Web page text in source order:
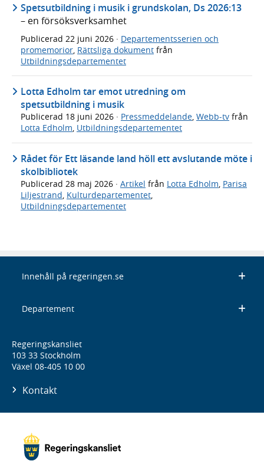
Spetsutbildning i musik i grundskolan, Ds 2026:13
– en försöksverksamhet
Publicerad 22 juni 2026 · Departementsserien och
promemorior Rättsliga dokument från
Utbildningsdepartementet
Lotta Edholm tar emot utredning om
spetsutbildning i musik
Publicerad 18 juni 2026 · Pressmeddelande, Webb-tv från
Lotta Edholm, Utbildningsdepartementet
Rådet för Ett läsande land höll ett avslutande möte i
skolbibliotek
Publicerad 28 maj 2026 · Artikel från Lotta Edholm, Parisa
Liljestrand, Kulturdepartementet,
Utbildningsdepartementet
Innehåll på regeringen.se
Departement
Regeringskansliet
103 33 Stockholm
Växel 08-405 10 00
Kontakt